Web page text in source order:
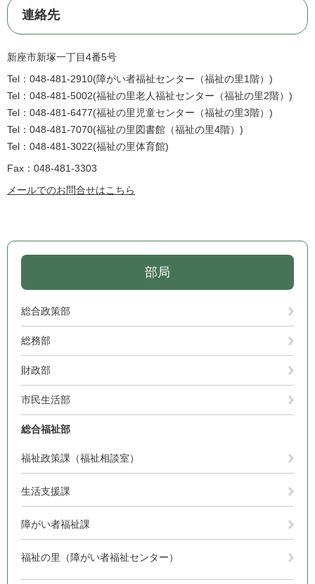
連絡先
新座市新塚一丁目4番5号
Tel：048-481-2910 障がい者福祉センター（福祉の里1階）
Tel：048-481-5002 福祉の里老人福祉センター（福祉の里2階）
Tel：048-481-6477 福祉の里児童センター（福祉の里3階）
Tel：048-481-7070 福祉の里図書館（福祉の里4階）
Tel：048-481-3022 福祉の里体育館
Fax：048-481-3303
メールでのお問合せはこちら
部局
総合政策部
総務部
財政部
市民生活部
総合福祉部
福祉政策課（福祉相談室）
生活支援課
障がい者福祉課
福祉の里（障がい者福祉センター）